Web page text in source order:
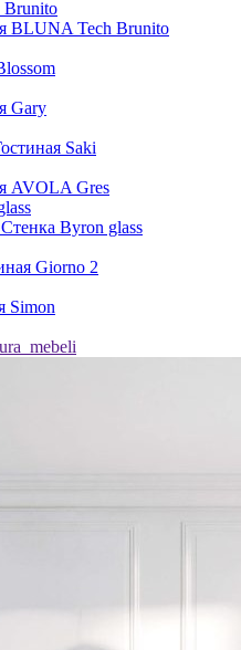
BLUNA Tech Brunito
Gary
Saki
AVOLA Gres
Byron glass
Giorno 2
Simon